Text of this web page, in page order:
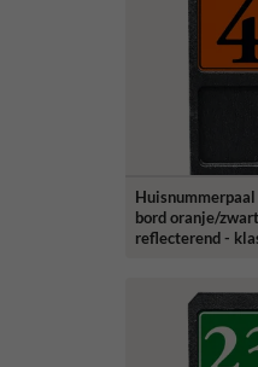
bord oranje/zwart
reflecterend -